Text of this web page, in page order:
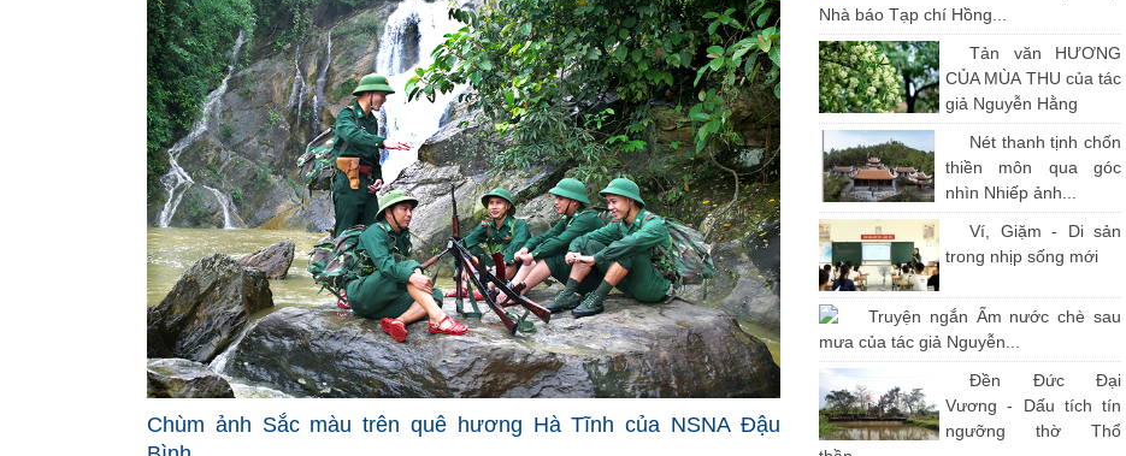
Chùm ảnh Sắc màu trên quê hương Hà Tĩnh của NSNA Đậu
Nhà báo Tạp chí Hồng...
Tản văn HƯƠNG
CỦA MÙA THU của tác
giả Nguyễn Hằng
Nét thanh tịnh chốn
thiền môn qua góc
nhìn Nhiếp ảnh...
Ví, Giặm - Di sản
trong nhịp sống mới
Truyện ngắn Ấm nước chè sau
mưa của tác giả Nguyễn...
Đền Đức Đại
Vương - Dấu tích tín
ngưỡng thờ Thổ